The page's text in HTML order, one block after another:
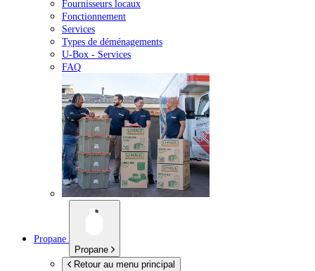
Fournisseurs locaux
Fonctionnement
Services
Types de déménagements
U-Box - Services
FAQ
Propane
Propane
Retour au menu principal